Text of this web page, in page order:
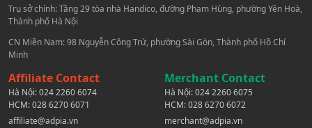
Trụ sở chính: Tầng 29 tòa nhà Handico, đường Phạm Hùng, phường Yên Hoà,
Thành phố Hà Nội
CN Miền Nam: 98 Nguyễn Công Trứ, phường Sài Gòn, Thành phố Hồ Chí
Minh
Affiliate Contact
Hà Nội:024 2260 6074
HCM:028 6270 6071
affiliate@adpia.vn
Merchant Contact
Hà Nội:024 2260 6075
HCM:028 6270 6072
merchant@adpia.vn